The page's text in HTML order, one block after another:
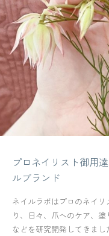
プロネイリスト御用
ルブランド
ネイルラボはプロのネイ
り、日々、爪へのケア、
などを研究開発してきまし